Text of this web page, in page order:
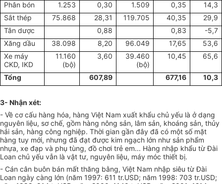
Phân bón 1.253 0,30 1.509 0,35
14,3
Sắt thép
75.868 28,31 119.705 40,35
29,9
Tân dược
0,88 0,83
-5,7
Xăng dầu
38.098 8,20 96.049 17,65
53,6
Xe máy
CKD, IKD
11.160
(bộ)
3,60
39.460
(bộ)
10,45 65,6
Tổng 607,89 677,16 10,3
3- Nhận xét:
- Về cơ cấu hàng hóa, hàng Việt Nam xuất khẩu chủ yếu là ở dạng
nguyên liệu, sơ chế, gồm hàng nông sản, lâm sản, khoáng sản, thủy
hải sản, hàng công nghiệp. Thời gian gần đây đã có một số mặt
hàng tuy mới, nhưng đã đạt được kim ngạch lớn như sản phẩm
nhựa, xe đạp và phụ tùng, đồ chơi trẻ em... Hàng nhập khẩu từ Đài
Loan chủ yếu vẫn là vật tư, nguyên liệu, máy móc thiết bị.
- Cán cân buôn bán mất thăng bằng, Việt Nam nhập siêu từ Đài
Loan ngày càng lớn (năm 1997: 611 tr.USD; năm 1998: 703 tr.USD;